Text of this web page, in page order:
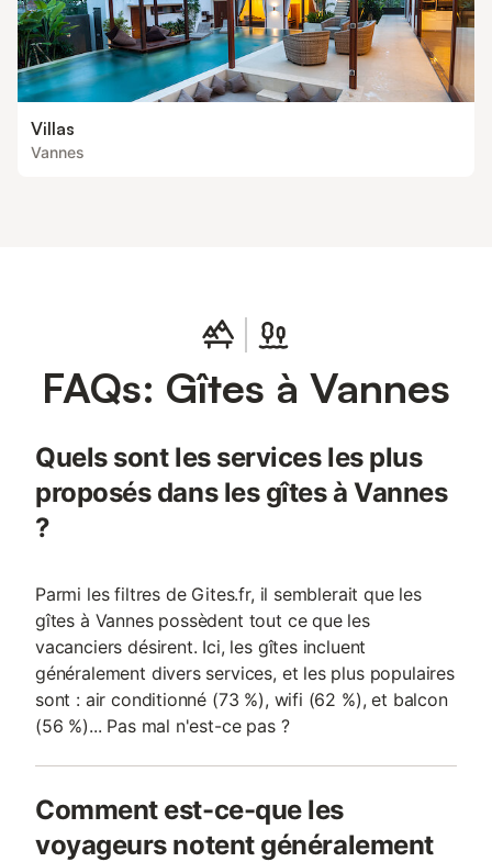
Villas
Vannes
FAQs: Gîtes à Vannes
Quels sont les services les plus
proposés dans les gîtes à Vannes
?
Parmi les filtres de Gites.fr, il semblerait que les
gîtes à Vannes possèdent tout ce que les
vacanciers désirent. Ici, les gîtes incluent
généralement divers services, et les plus populaires
sont : air conditionné (73 %), wifi (62 %), et balcon
(56 %)... Pas mal n'est-ce pas ?
Comment est-ce-que les
voyageurs notent généralement